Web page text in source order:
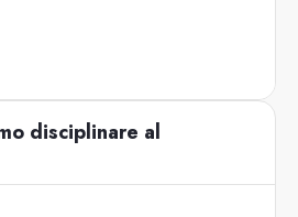
disciplinare al